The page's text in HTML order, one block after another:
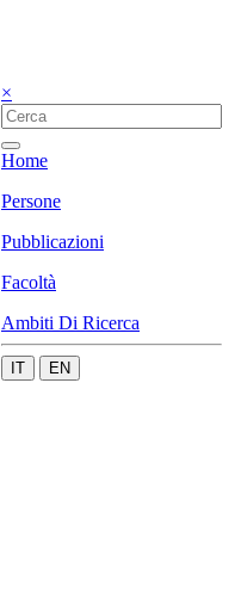
×
Home
Persone
Pubblicazioni
Facoltà
Ambiti Di Ricerca
IT EN